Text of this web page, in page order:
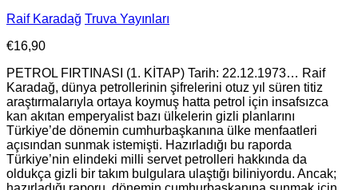
Raif Karadağ Truva Yayınları
€16,90
PETROL FIRTINASI (1. KİTAP) Tarih: 22.12.1973… Raif
Karadağ, dünya petrollerinin şifrelerini otuz yıl süren titiz
araştırmalarıyla ortaya koymuş hatta petrol için insafsızca
kan akıtan emperyalist bazı ülkelerin gizli planlarını
Türkiye’de dönemin cumhurbaşkanına ülke menfaatleri
açısından sunmak istemişti. Hazırladığı bu raporda
Türkiye’nin elindeki milli servet petrolleri hakkında da
oldukça gizli bir takım bulgulara ulaştığı biliniyordu. Ancak;